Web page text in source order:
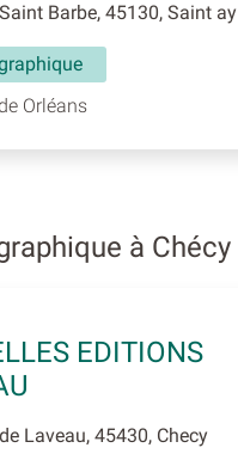
Barbe, 45130, Saint ay
Orléans
à Chécy
EDITIONS
Laveau, 45430, Checy